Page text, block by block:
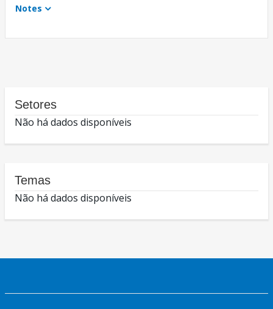
Notes
Setores
Não há dados disponíveis
Temas
Não há dados disponíveis